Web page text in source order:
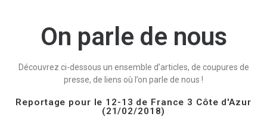
On parle de nous
Découvrez ci-dessous un ensemble d’articles, de coupures de
presse, de liens où l’on parle de nous !
Reportage pour le 12-13 de France 3 Côte d'Azur
(21/02/2018)